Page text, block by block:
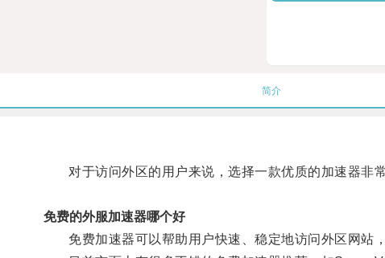
简介
对于访问外区的用户来说，选择一款优质的加速器非常
免费的外服加速器哪个好
免费加速器可以帮助用户快速、稳定地访问外区网站，